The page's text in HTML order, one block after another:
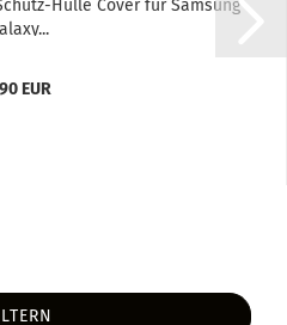
​​Hülle Cover für Sam­sung
EUR